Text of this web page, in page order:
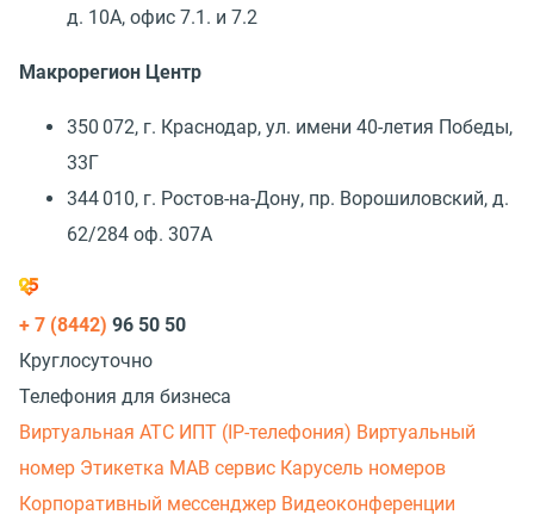
д. 10А, офис 7.1. и 7.2
Макрорегион Центр
350 072, г. Краснодар, ул. имени 40-летия Победы,
33Г
344 010, г. Ростов-на-Дону, пр. Ворошиловский, д.
62/284 оф. 307А
+ 7 (8442) 96 50 50
Круглосуточно
Телефония для бизнеса
Виртуальная АТС ИПТ (IP-телефония) Виртуальный
номер Этикетка МАВ сервис Карусель номеров
Корпоративный мессенджер Видеоконференции